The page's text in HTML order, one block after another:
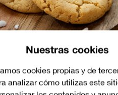
Nuestras cookies
cookies propias y de
analizar cómo utilizas este